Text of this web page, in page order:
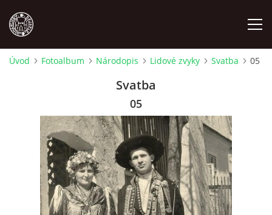
OSOBNOSTI
OSTATNÍ
Úvod Fotoalbum Národopis Lidové zvyky Svatba 05
Svatba
05